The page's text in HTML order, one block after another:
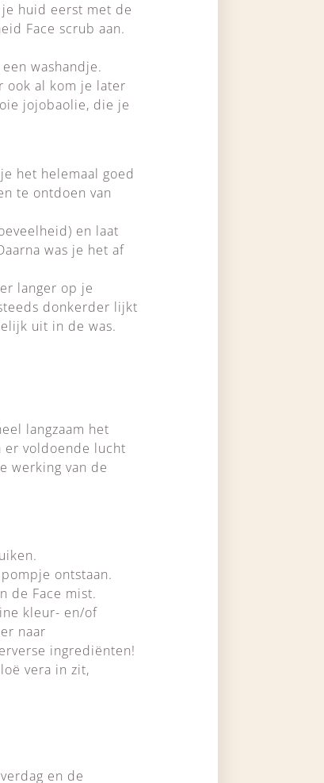
huid eerst met de
Face scrub aan.
washandje.
ook al kom je later
jojobaolie, die je
het helemaal goed
te ontdoen van
en laat
was je het af
langer op je
donkerder lijkt
uit in de was.
langzaam het
er voldoende lucht
werking van de
ontstaan.
de Face mist.
kleur- en/of
naar
ingrediënten!
vera in zit,
en de